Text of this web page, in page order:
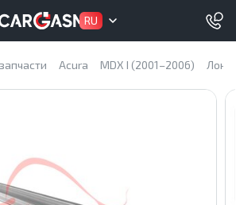
RU
Acura MDX I (2001–2006)